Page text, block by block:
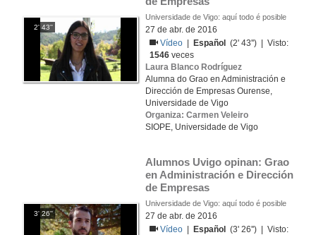
2' 43''
Universidade de Vigo: aquí todo é posible
27 de abr. de 2016
Vídeo
Español
(2' 43'') | Visto:
1546 veces
Laura Blanco Rodríguez
Alumna do Grao en Administración e
Dirección de Empresas Ourense,
Universidade de Vigo
Organiza: Carmen Veleiro
SIOPE, Universidade de Vigo
3' 26''
Alumnos Uvigo opinan: Grao
en Administración e Dirección
de Empresas
Universidade de Vigo: aquí todo é posible
27 de abr. de 2016
Vídeo
Español
(3' 26'') | Visto: